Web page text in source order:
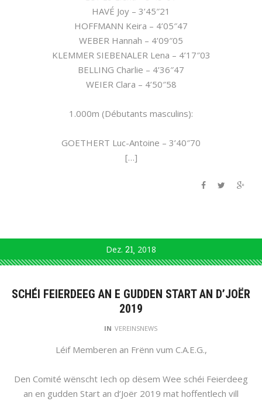
HAVÉ Joy – 3’45″21
HOFFMANN Keira – 4’05″47
WEBER Hannah – 4’09″05
KLEMMER SIEBENALER Lena – 4’17″03
BELLING Charlie – 4’36″47
WEIER Clara – 4’50″58
1.000m (Débutants masculins):
GOETHERT Luc-Antoine – 3’40″70
[…]
Dez. 21 2018
SCHÉI FEIERDEEG AN E GUDDEN START AN D’JOËR
2019
IN VEREINSNEWS
Léif Memberen an Frënn vum C.A.E.G.,
Den Comité wënscht Iech op dësem Wee schéi Feierdeeg
an en gudden Start an d’Joër 2019 mat hoffentlech vill